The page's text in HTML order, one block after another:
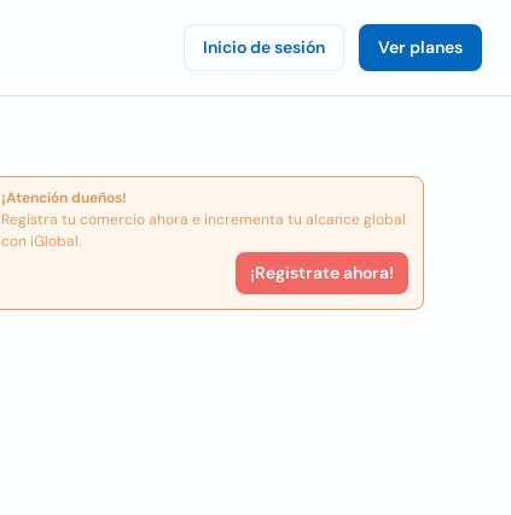
Inicio de sesión Ver planes
¡Atención dueños!
Registra tu comercio ahora e incrementa tu alcance global
con iGlobal.
¡Registrate ahora!